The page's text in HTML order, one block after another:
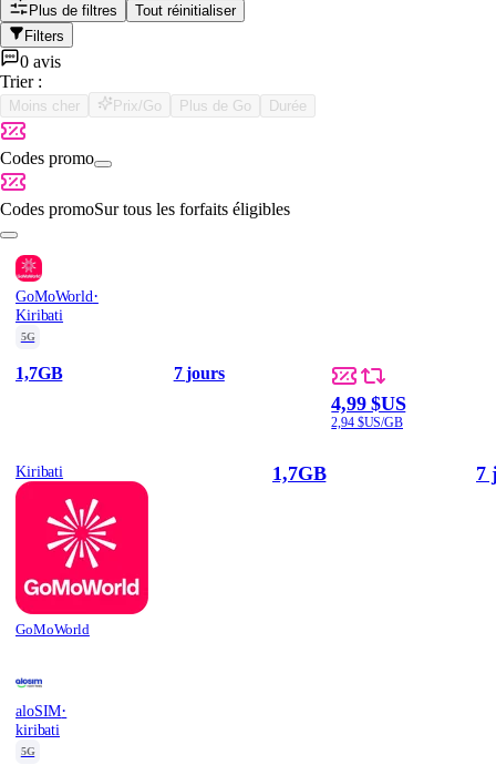
Plus de filtres
Tout réinitialiser
Filters
0 avis
Trier :
Moins cher Prix/Go Plus de Go Durée
Codes promo
Codes promoSur tous les forfaits éligibles
GoMoWorld ·
Kiribati
5G
1,7GB 7 jours
4,99 $US
2,94 $US/GB
Kiribati
GoMoWorld
1,7GB 7
aloSIM·
kiribati
5G